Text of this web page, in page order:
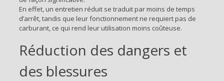
En effet, un entretien réduit se traduit par moins de temps
d’arrêt, tandis que leur fonctionnement ne requiert pas de
carburant, ce qui rend leur utilisation moins coûteuse.
Réduction des dangers et
des blessures